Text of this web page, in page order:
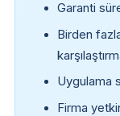
Garanti
Birden
Uygulama
Firma